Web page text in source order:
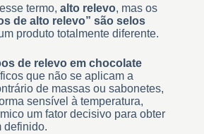
termo, alto relevo, mas os
de alto relevo” são selos
produto totalmente diferente.
de relevo em chocolate
que não se aplicam a
de massas ou sabonetes,
sensível à temperatura,
um fator decisivo para obter
definido.